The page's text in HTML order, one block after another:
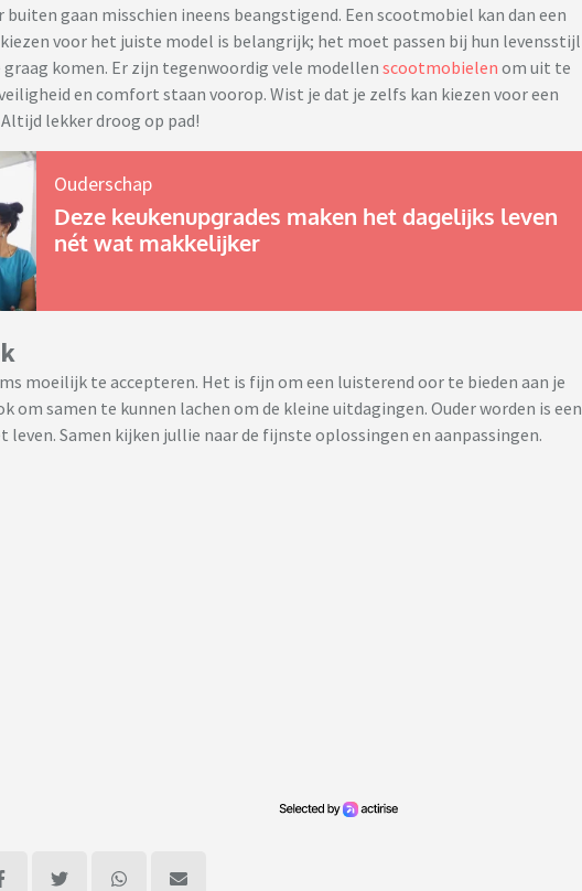
gaan misschien ineens beangstigend. Een scootmobiel kan dan een
voor het juiste model is belangrijk; het moet passen bij hun levensstijl
graag komen. Er zijn tegenwoordig vele modellen scootmobielen om uit te
en comfort staan voorop. Wist je dat je zelfs kan kiezen voor een
lekker droog op pad!
Ouderschap
Deze keukenupgrades maken het dagelijks leven
nét wat makkelijker
moeilijk te accepteren. Het is fijn om een luisterend oor te bieden aan je
om samen te kunnen lachen om de kleine uitdagingen. Ouder worden is een
leven. Samen kijken jullie naar de fijnste oplossingen en aanpassingen.